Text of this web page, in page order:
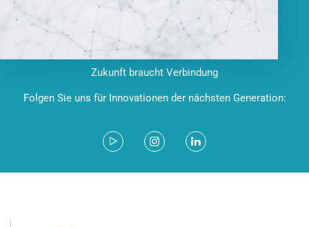
Zukunft braucht Verbindung
Folgen Sie uns für Innovationen der nächsten Generation: